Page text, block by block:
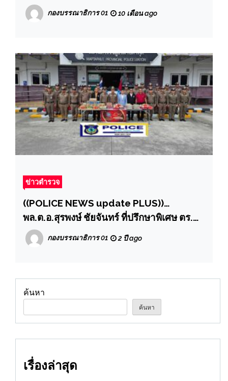
และจิอาสา ตรวจเยี่ยมให้กำลังใจแก่จิตอาสา
ผู้ปฏิบัติงาน โรงครัวพระราชทาน มูลนิธิอาสา
โฉมศรี ม. 1 ต.ชีน้ำร้าย อ.อินทร์บุรี จว.สิงห์บุรี
กองบรรณาธิการ 01 10 เดือน ago
ข่าวตำรวจ
((POLICE NEWS update PLUS))…
พล.ต.อ.สุรพงษ์ ชัยจันทร์ ที่ปรึกษาพิเศษ ตร./
รอง ผอ. ศปก.ตร. เดินทางไปประชุมติดตาม
ขับเคลื่อนและมอบนโยบายการปฏิบัติงาน
สภ.มาบตาพุด ภ.จว.ระยอง
กองบรรณาธิการ 01 2 ปี ago
ค้นหา
ค้นหา
เรื่องล่าสุด